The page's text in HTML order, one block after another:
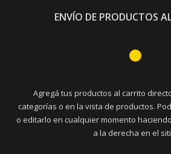
ENVÍO DE PRODUCTOS
Agregá tus productos al carrito
categorías o en la vista de productos.
o editarlo en cualquier momento
a la derecha en el